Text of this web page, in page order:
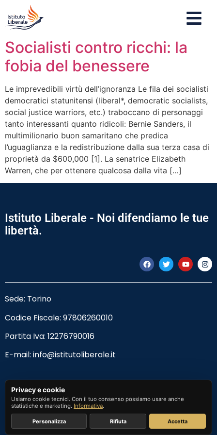
Socialisti contro ricchi: la
fobia del benessere
Le imprevedibili virtù dell’ignoranza Le fila dei socialisti
democratici statunitensi (liberal*, democratic socialists,
social justice warriors, etc.) traboccano di personaggi
tanto interessanti quanto ridicoli: Bernie Sanders, il
multimilionario buon samaritano che predica
l’uguaglianza e la redistribuzione dalla sua terza casa di
proprietà da $600,000 [1]. La senatrice Elizabeth
Warren, che per ottenere qualcosa dalla vita […]
Istituto Liberale - Noi difendiamo le tue
libertà.
Sede: Torino
Codice Fiscale: 97806260010
Partita Iva: 12276790016
E-mail: info@istitutoliberale.it
Privacy Policy
Privacy e cookie
Usiamo cookie tecnici. Con il tuo consenso possiamo usare anche
statistiche e marketing. Informativa.
Personalizza Rifiuta Accetta